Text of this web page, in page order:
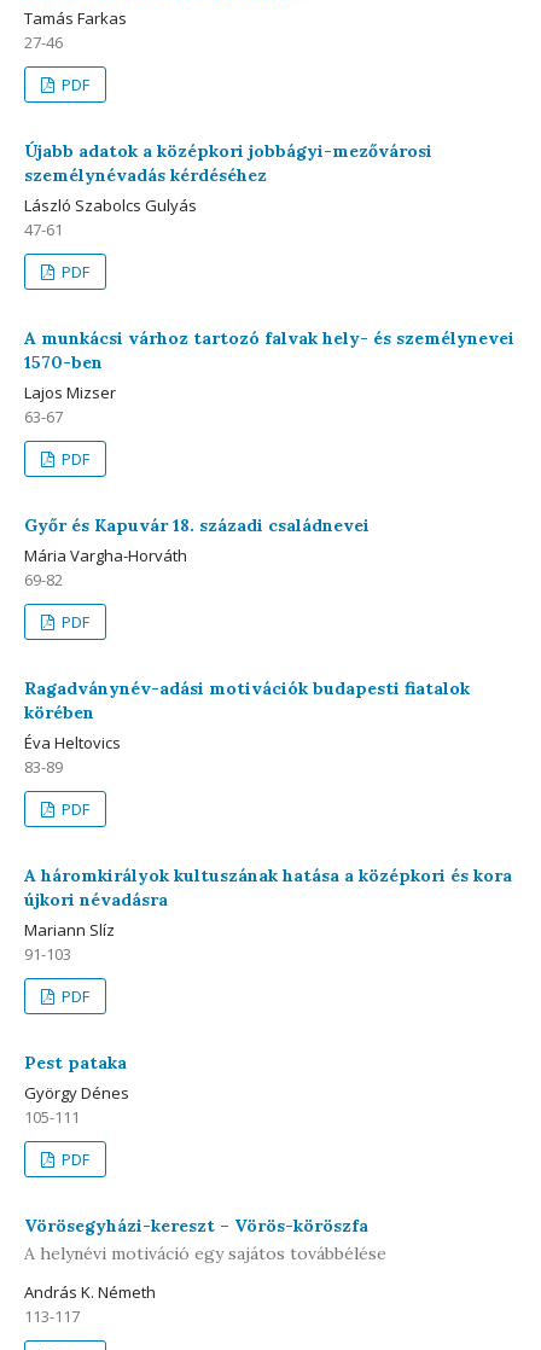
Tamás Farkas
27-46
PDF
Újabb adatok a középkori jobbágyi-mezővárosi
személynévadás kérdéséhez
László Szabolcs Gulyás
47-61
PDF
A munkácsi várhoz tartozó falvak hely- és személynevei
1570-ben
Lajos Mizser
63-67
PDF
Győr és Kapuvár 18. századi családnevei
Mária Vargha-Horváth
69-82
PDF
Ragadványnév-adási motivációk budapesti fiatalok
körében
Éva Heltovics
83-89
PDF
A háromkirályok kultuszának hatása a középkori és kora
újkori névadásra
Mariann Slíz
91-103
PDF
Pest pataka
György Dénes
105-111
PDF
Vörösegyházi-kereszt – Vörös-köröszfa
A helynévi motiváció egy sajátos továbbélése
András K. Németh
113-117